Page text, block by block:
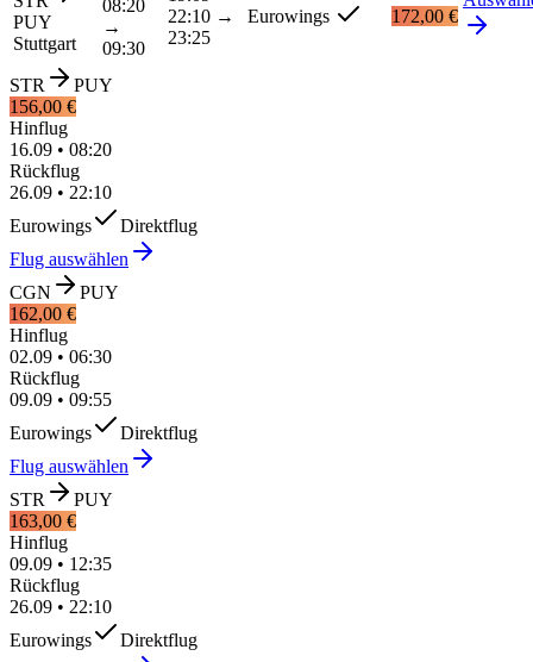
PUY
Stuttgart
08:20
→
09:30
22:10 →
23:25
Eurowings 172,00 €
STR
PUY
156,00 €
Hinflug
16.09 • 08:20
Rückflug
26.09 • 22:10
Eurowings
Direktflug
Flug auswählen
CGN
PUY
162,00 €
Hinflug
02.09 • 06:30
Rückflug
09.09 • 09:55
Eurowings
Direktflug
Flug auswählen
STR
PUY
163,00 €
Hinflug
09.09 • 12:35
Rückflug
26.09 • 22:10
Eurowings
Direktflug